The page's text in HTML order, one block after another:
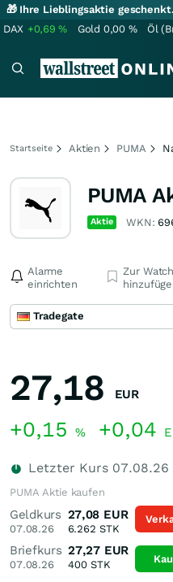
🎁 Ihre Lieblingsaktie
DAX +0,69% Gold 0,00 % Öl
Startseite Aktien PUMA
PUMA
Aktie WKN:
Alarme
einrichten
Zur
Tradegate
27,18 EUR
+0,15 % +0,04
Letzter Kurs 07.08.26
PUMA Aktie kaufen
Geldkurs
07.08.26
27,08 EUR
6.262 STK
Briefkurs
07.08.26
27,27 EUR
400STK